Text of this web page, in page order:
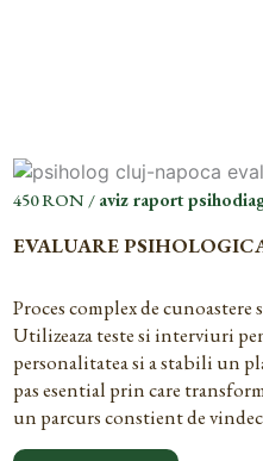
450 RON / aviz raport
EVALUARE
Proces complex de
Utilizeaza teste si interviuri
personalitatea si a stabili un
pas esential prin care
un parcurs constient de